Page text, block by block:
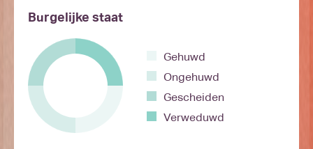
Burgelijke staat
Gehuwd
Ongehuwd
Gescheiden
Verweduwd